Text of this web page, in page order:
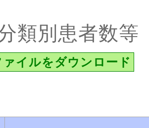
類別患者数等
ァイルをダウンロード